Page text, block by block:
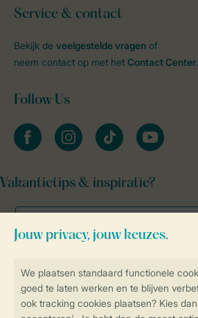
Veilig en snel online boeken
Service & contact
Bekijk de veelgestelde vragen of
neem contact op met het Contact Center.
Follow Us
facebookinstagramtiktok youtube
Vakantietips & inspiratie?